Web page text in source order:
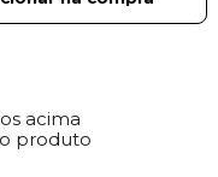
acima
produto